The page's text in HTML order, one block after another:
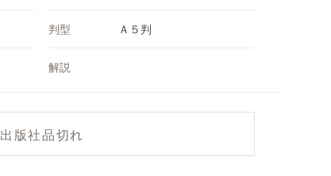
判型 Ａ５判
解説
出版社品切れ